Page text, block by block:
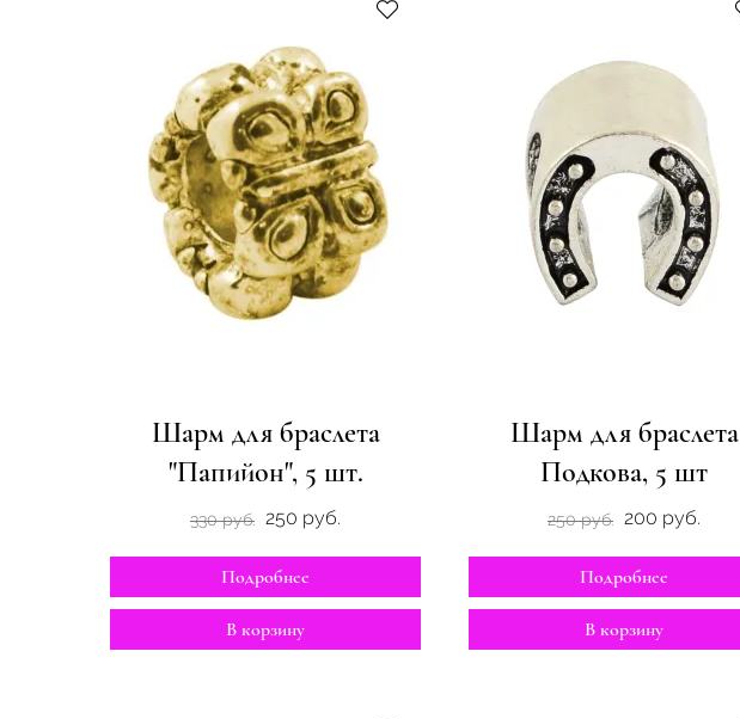
Шарм для браслета
"Папийон", 5 шт.
330 руб. 250 руб.
Подробнее
В корзину
Шарм для браслета
Подкова, 5 шт
250 руб. 200 руб.
Подробнее
В корзину